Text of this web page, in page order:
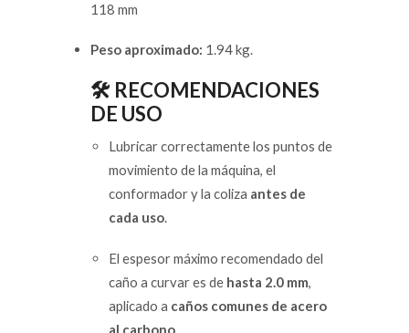
118 mm
Peso aproximado: 1.94 kg.
🛠️ RECOMENDACIONES
DE USO
Lubricar correctamente los puntos de
movimiento de la máquina, el
conformador y la coliza antes de
cada uso.
El espesor máximo recomendado del
caño a curvar es de hasta 2.0 mm,
aplicado a caños comunes de acero
al carbono.